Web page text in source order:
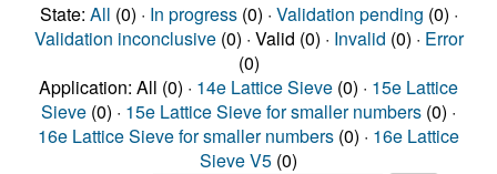
State: All (0) · In progress(0) · Validation pending (0) ·
Validation inconclusive(0) · Valid (0) · Invalid (0) · Error
(0)
Application: All (0) · 14e Lattice Sieve (0) · 15e Lattice
Sieve (0) · 15e Lattice Sieve for smaller numbers (0) ·
16e Lattice Sieve for smaller numbers (0) · 16e Lattice
Sieve V5 (0)